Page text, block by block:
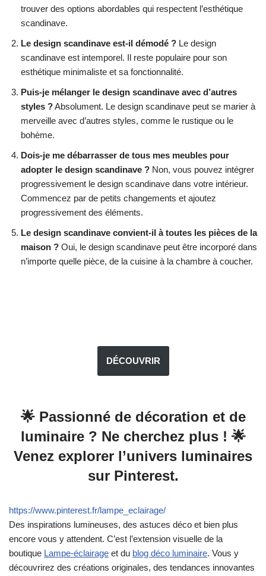
trouver des options abordables qui respectent l’esthétique
scandinave.
Le design scandinave est-il démodé ? Le design
scandinave est intemporel. Il reste populaire pour son
esthétique minimaliste et sa fonctionnalité.
Puis-je mélanger le design scandinave avec d’autres
styles ?Absolument. Le design scandinave peut se marier à
merveille avec d’autres styles, comme le rustique ou le
bohème.
Dois-je me débarrasser de tous mes meubles pour
adopter le design scandinave ? Non, vous pouvez intégrer
progressivement le design scandinave dans votre intérieur.
Commencez par de petits changements et ajoutez
progressivement des éléments.
Le design scandinave convient-il à toutes les pièces de la
maison ? Oui, le design scandinave peut être incorporé dans
n’importe quelle pièce, de la cuisine à la chambre à coucher.
DÉCOUVRIR
🌟 Passionné de décoration et de
luminaire ? Ne cherchez plus ! 🌟
Venez explorer l’univers luminaires
sur Pinterest.
https://www.pinterest.fr/lampe_eclairage/
Des inspirations lumineuses, des astuces déco et bien plus
encore vous y attendent. C’est l’extension visuelle de la
boutique Lampe-éclairage et du blog déco luminaire. Vous y
découvrirez des créations originales, des tendances innovantes